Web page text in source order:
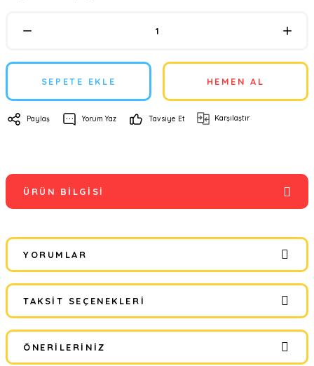
SEPETE EKLE HEMEN AL
Paylaş Yorum Yaz Tavsiye Et Karşılaştır
ÜRÜN BILGISI
YORUMLAR
Bu ürüne ilk yorumu siz yapın!
Yorum Yaz
TAKSIT SEÇENEKLERI
ÖNERILERINIZ